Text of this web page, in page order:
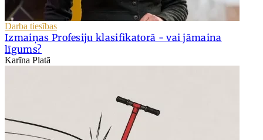
Darba tiesības
Izmaiņas Profesiju klasifikatorā - vai jāmaina
līgums?
Karīna Platā